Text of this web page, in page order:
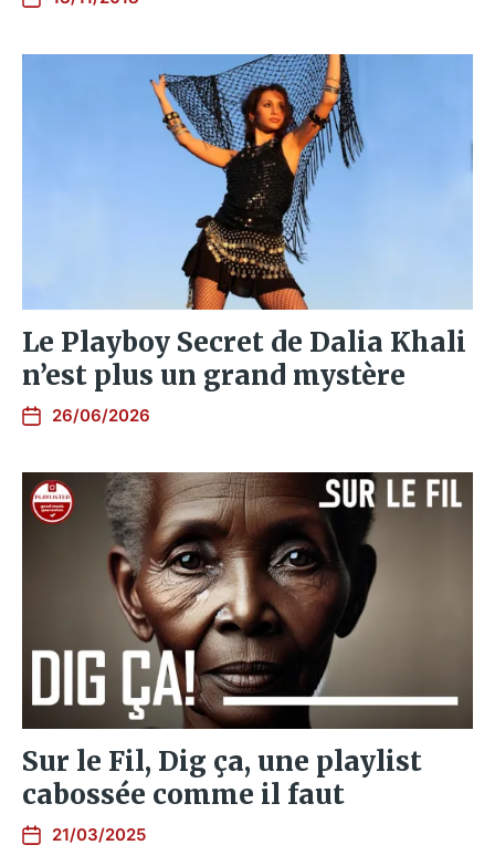
Le Playboy Secret de Dalia Khali
n’est plus un grand mystère
26/06/2026
Sur le Fil, Dig ça, une playlist
cabossée comme il faut
21/03/2025